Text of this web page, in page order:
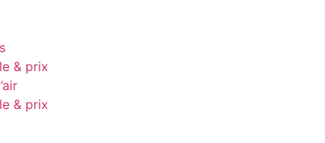
& prix
& prix